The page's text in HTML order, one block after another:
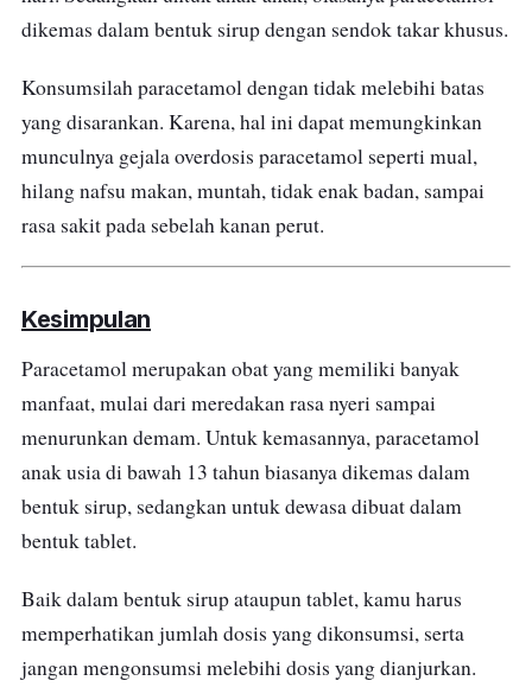
dikemas dalam bentuk sirup dengan sendok takar khusus.
Konsumsilah paracetamol dengan tidak melebihi batas
yang disarankan. Karena, hal ini dapat memungkinkan
munculnya gejala overdosis paracetamol seperti mual,
hilang nafsu makan, muntah, tidak enak badan, sampai
rasa sakit pada sebelah kanan perut.
Kesimpulan
Paracetamol merupakan obat yang memiliki banyak
manfaat, mulai dari meredakan rasa nyeri sampai
menurunkan demam. Untuk kemasannya, paracetamol
anak usia di bawah 13 tahun biasanya dikemas dalam
bentuk sirup, sedangkan untuk dewasa dibuat dalam
bentuk tablet.
Baik dalam bentuk sirup ataupun tablet, kamu harus
memperhatikan jumlah dosis yang dikonsumsi, serta
jangan mengonsumsi melebihi dosis yang dianjurkan.